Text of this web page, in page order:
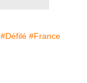
#Défilé #France